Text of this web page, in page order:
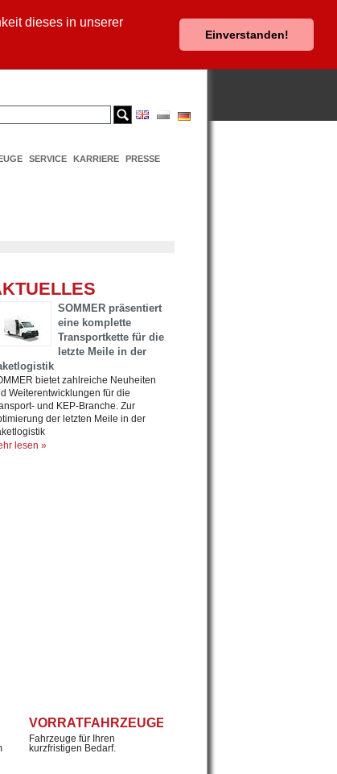
dieses in unserer
Einverstanden!
SERVICE KARRIERE PRESSE
SOMMER präsentiert
eine komplette
Transportkette für die
letzte Meile in der
bietet zahlreiche Neuheiten
Weiterentwicklungen für die
und KEP-Branche. Zur
der letzten Meile in der
lesen »
VORRATFAHRZEUGE
Fahrzeuge für Ihren
kurzfristigen Bedarf.